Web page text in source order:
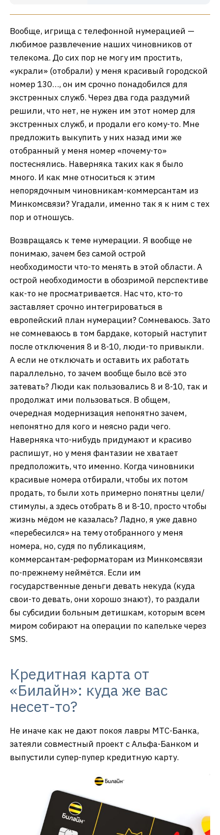
Вообще, игрища с телефонной нумерацией —
любимое развлечение наших чиновников от
телекома. До сих пор не могу им простить,
«украли» (отобрали) у меня красивый городской
номер 130…, он им срочно понадобился для
экстренных служб. Через два года раздумий
решили, что нет, не нужен им этот номер для
экстренных служб, и продали его кому-то. Мне
предложить выкупить у них назад ими же
отобранный у меня номер «почему-то»
постеснялись. Наверняка таких как я было
много. И как мне относиться к этим
непорядочным чиновникам-коммерсантам из
Минкомсвязи? Угадали, именно так я к ним с тех
пор и отношусь.
Возвращаясь к теме нумерации. Я вообще не
понимаю, зачем без самой острой
необходимости что-то менять в этой области. А
острой необходимости в обозримой перспективе
как-то не просматривается. Нас что, кто-то
заставляет срочно интегрироваться в
европейский план нумерации? Сомневаюсь. Зато
не сомневаюсь в том бардаке, который наступит
после отключения 8 и 8-10, люди-то привыкли.
А если не отключать и оставить их работать
параллельно, то зачем вообще было всё это
затевать? Люди как пользовались 8 и 8-10, так и
продолжат ими пользоваться. В общем,
очередная модернизация непонятно зачем,
непонятно для кого и неясно ради чего.
Наверняка что-нибудь придумают и красиво
распишут, но у меня фантазии не хватает
предположить, что именно. Когда чиновники
красивые номера отбирали, чтобы их потом
продать, то были хоть примерно понятны цели/
стимулы, а здесь отобрать 8 и 8-10, просто чтобы
жизнь мёдом не казалась? Ладно, я уже давно
«перебесился» на тему отобранного у меня
номера, но, судя по публикациям,
коммерсантам-реформаторам из Минкомсвязи
по-прежнему неймётся. Если им
государственные деньги девать некуда (куда
свои-то девать, они хорошо знают), то раздали
бы субсидии больным детишкам, которым всем
миром собирают на операции по капельке через
SMS.
Кредитная карта от
«Билайн»: куда же вас
несет-то?
Не иначе как не дают покоя лавры МТС-Банка,
затеяли совместный проект с Альфа-Банком и
выпустили супер-пупер кредитную карту.